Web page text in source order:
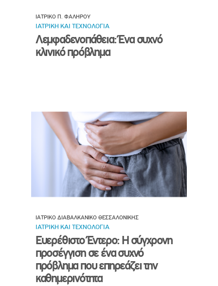
ΙΑΤΡΙΚΟ Π. ΦΑΛΗΡΟΥ
ΙΑΤΡΙΚΗ ΚΑΙ ΤΕΧΝΟΛΟΓΙΑ
Λεμφαδενοπάθεια: Ένα συχνό
κλινικό πρόβλημα
ΙΑΤΡΙΚΟ ΔΙΑΒΑΛΚΑΝΙΚΟ ΘΕΣΣΑΛΟΝΙΚΗΣ
ΙΑΤΡΙΚΗ ΚΑΙ ΤΕΧΝΟΛΟΓΙΑ
Ευερέθιστο Έντερο: Η σύγχρονη
προσέγγιση σε ένα συχνό
πρόβλημα που επηρεάζει την
καθημερινότητα